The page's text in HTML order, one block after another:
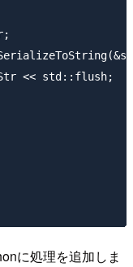
<< std::flush;
に処理を追加しま